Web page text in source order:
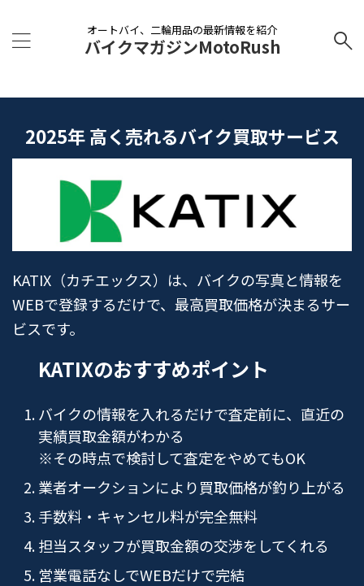
オートバイ、二輪用品の最新情報を紹介
バイクマガジンMotoRush
2025年 高く売れるバイク買取サービス
KATIX（カチエックス）は、バイクの写真と情報を
WEBで登録するだけで、最高買取価格が決まるサー
ビスです。
KATIXのおすすめポイント
バイクの情報を入れるだけで査定前に、直近の
実績買取金額がわかる
※その時点で検討して査定をやめてもOK
業者オークションにより買取価格が釣り上がる
手数料・キャンセル料が完全無料
担当スタッフが買取金額の交渉をしてくれる
営業電話なしでWEBだけで完結